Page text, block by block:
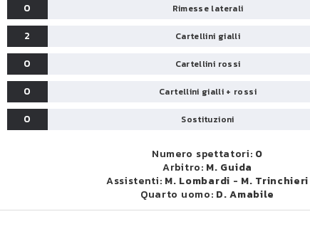
0
Rimesse laterali
2
Cartellini gialli
0
Cartellini rossi
0
Cartellini gialli + rossi
0
Sostituzioni
Numero spettatori: 0
Arbitro: M. Guida
Assistenti: M. Lombardi - M. Trinchieri
Quarto uomo: D. Amabile